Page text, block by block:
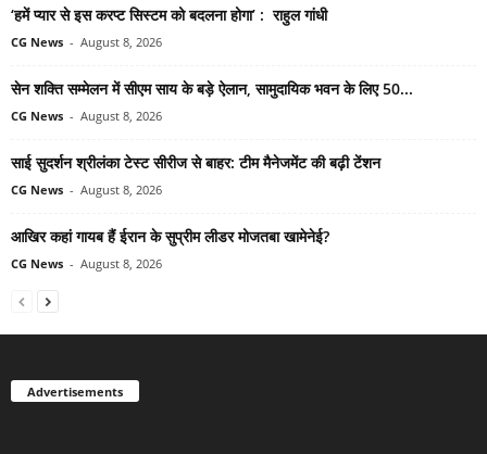
‘हमें प्यार से इस करप्ट सिस्टम को बदलना होगा’ : राहुल गांधी
CG News - August 8, 2026
सेन शक्ति सम्मेलन में सीएम साय के बड़े ऐलान, सामुदायिक भवन के लिए 50...
CG News - August 8, 2026
साई सुदर्शन श्रीलंका टेस्ट सीरीज से बाहर: टीम मैनेजमेंट की बढ़ी टेंशन
CG News - August 8, 2026
आखिर कहां गायब हैं ईरान के सुप्रीम लीडर मोजतबा खामेनेई?
CG News - August 8, 2026
Advertisements